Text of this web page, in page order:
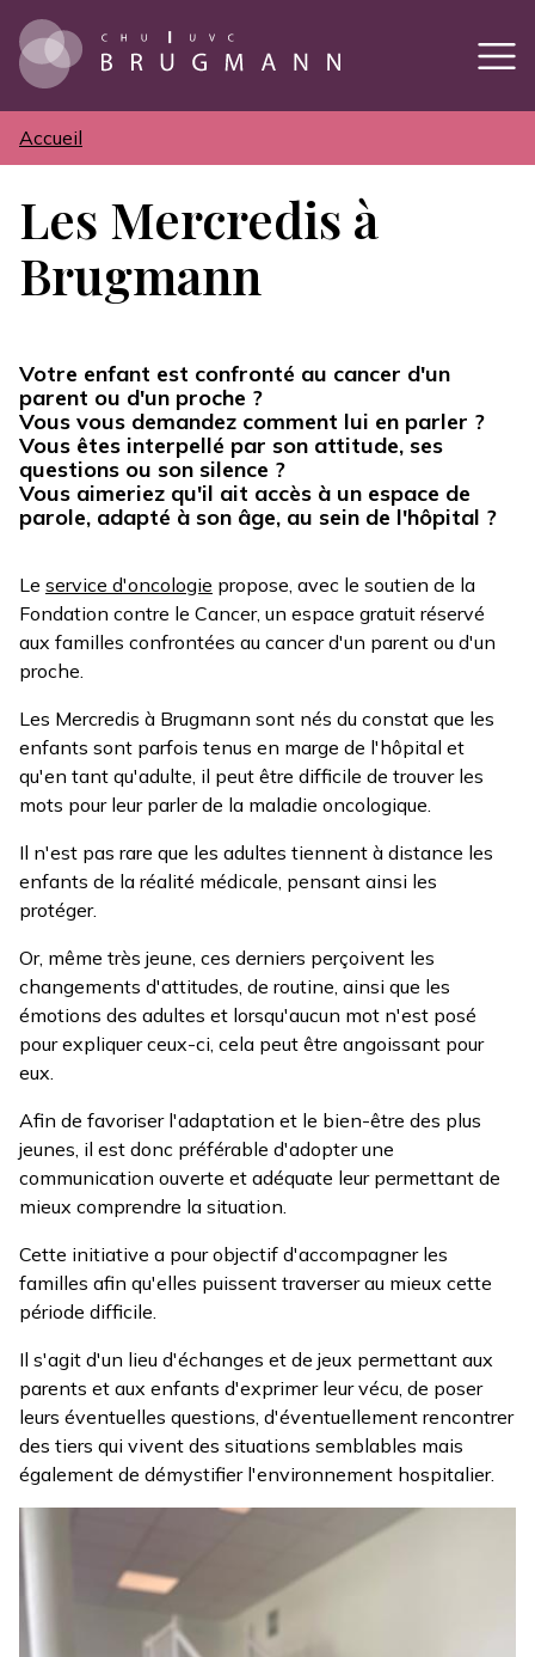
au
contenu
principal
Fil
d'Ariane
Accueil
Les Mercredis à
Brugmann
Votre enfant est confronté au cancer d'un
parent ou d'un proche ?
Vous vous demandez comment lui en parler ?
Vous êtes interpellé par son attitude, ses
questions ou son silence ?
Vous aimeriez qu'il ait accès à un espace de
parole, adapté à son âge, au sein de l'hôpital ?
Le service d'oncologie propose, avec le soutien de la
Fondation contre le Cancer, un espace gratuit réservé
aux familles confrontées au cancer d'un parent ou d'un
proche.
Les Mercredis à Brugmann sont nés du constat que les
enfants sont parfois tenus en marge de l'hôpital et
qu'en tant qu'adulte, il peut être difficile de trouver les
mots pour leur parler de la maladie oncologique.
Il n'est pas rare que les adultes tiennent à distance les
enfants de la réalité médicale, pensant ainsi les
protéger.
Or, même très jeune, ces derniers perçoivent les
changements d'attitudes, de routine, ainsi que les
émotions des adultes et lorsqu'aucun mot n'est posé
pour expliquer ceux-ci, cela peut être angoissant pour
eux.
Afin de favoriser l'adaptation et le bien-être des plus
jeunes, il est donc préférable d'adopter une
communication ouverte et adéquate leur permettant de
mieux comprendre la situation.
Cette initiative a pour objectif d'accompagner les
familles afin qu'elles puissent traverser au mieux cette
période difficile.
Il s'agit d'un lieu d'échanges et de jeux permettant aux
parents et aux enfants d'exprimer leur vécu, de poser
leurs éventuelles questions, d'éventuellement rencontrer
des tiers qui vivent des situations semblables mais
également de démystifier l'environnement hospitalier.